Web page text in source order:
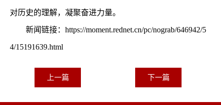
对历史的理解，凝聚奋进力量。
新闻链接： https://moment.rednet.cn/pc/nograb/646942/5
4/15191639.html
上一篇 下一篇